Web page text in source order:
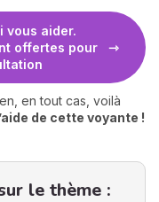
vous aider.
offertes pour
en tout cas, voilà
de cette voyante !
le thème :